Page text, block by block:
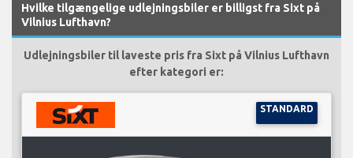
Hvilke tilgængelige udlejningsbiler er billigst fra Sixt på
Vilnius Lufthavn?
Udlejningsbiler til laveste pris fra Sixt på Vilnius Lufthavn
efter kategori er:
STANDARD